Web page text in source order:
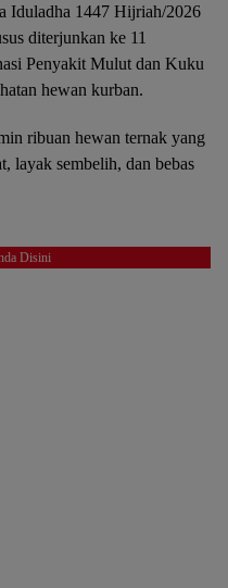
Iduladha 1447 Hijriah/2026
diterjunkan ke 11
Penyakit Mulut dan Kuku
hewan kurban.
ribuan hewan ternak yang
layak sembelih, dan bebas
Disini